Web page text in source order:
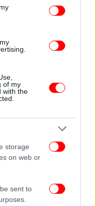
of my
with the
storage
on web or
sent to
συγχωρεί - το
είναι αν
κάτι
χωρίς να
βάρος.